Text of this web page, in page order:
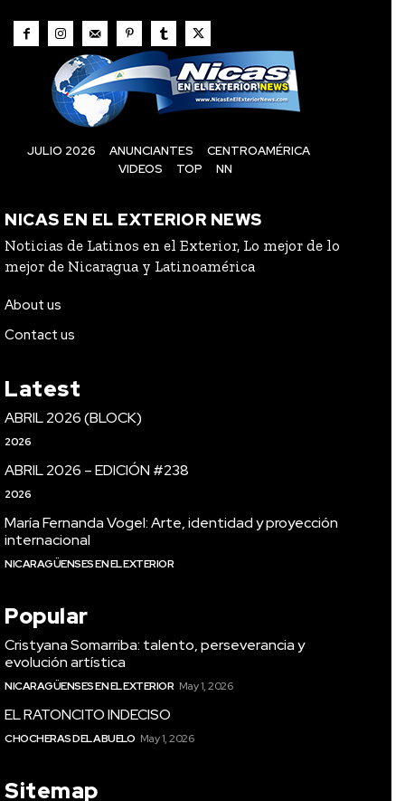
JULIO 2026 ANUNCIANTES
CENTROAMÉRICA
VIDEOS
TOP NN
NICAS EN EL EXTERIOR NEWS
Noticias de Latinos en el Exterior, Lo mejor de lo
mejor de Nicaragua y Latinoamérica
About us
Contact us
Latest
ABRIL 2026 (BLOCK)
2026
ABRIL 2026 – EDICIÓN #238
2026
María Fernanda Vogel: Arte, identidad y proyección
internacional
NICARAGÜENSES EN EL EXTERIOR
Popular
Cristyana Somarriba: talento, perseverancia y
evolución artística
NICARAGÜENSES EN EL EXTERIOR May 1, 2026
EL RATONCITO INDECISO
CHOCHERAS DEL ABUELO May 1, 2026
Sitemap